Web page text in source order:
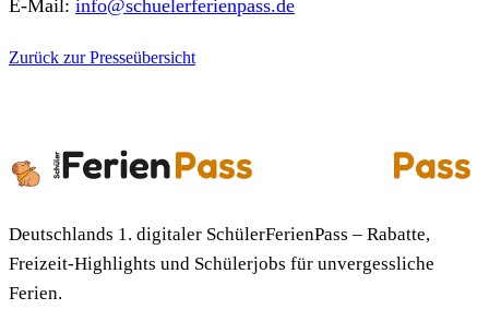
E-Mail: info@schuelerferienpass.de
Zurück zur Presseübersicht
Deutschlands 1. digitaler SchülerFerienPass – Rabatte,
Freizeit-Highlights und Schülerjobs für unvergessliche
Ferien.